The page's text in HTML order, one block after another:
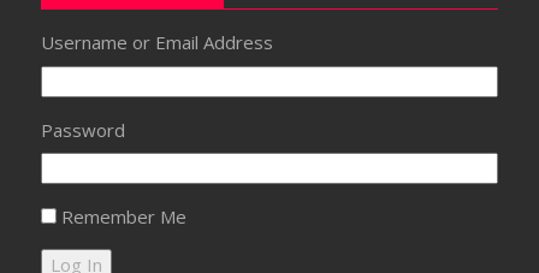
Username or Email Address
Password
Remember Me